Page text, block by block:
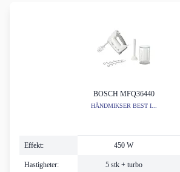
Effekt:
Hastigheter:
BOSCH MFQ36440
HÅNDMIKSER BEST I...
450 W
5 stk + turbo